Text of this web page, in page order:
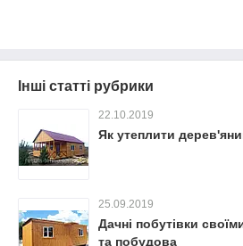
Інші статті рубрики
22.10.2019
Як утеплити
25.09.2019
Дачні побутівки
та побудова